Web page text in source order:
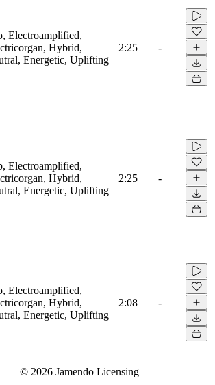
Electroamplified,
Hybrid,
Energetic, Uplifting
2:25 -
Electroamplified,
Hybrid,
Energetic, Uplifting
2:25 -
Electroamplified,
Hybrid,
Energetic, Uplifting
2:08 -
© 2026 Jamendo Licensing